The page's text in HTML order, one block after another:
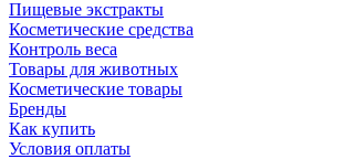
Пищевые экстракты
Косметические средства
Контроль веса
Товары для животных
Косметические товары
Бренды
Как купить
Условия оплаты